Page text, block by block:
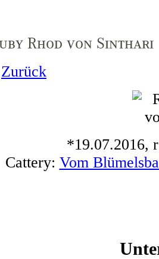
Zurück
*19.07.2016,
Cattery: Vom